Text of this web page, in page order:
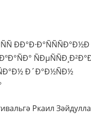
Ркаил Зәйдулла